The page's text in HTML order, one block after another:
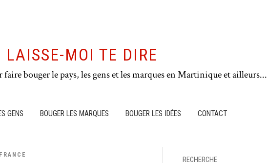
LAISSE-MOI TE DIRE
bouger le pays, les gens et les marques en Martinique et ailleurs...
GENS BOUGER LES MARQUES BOUGER LES IDÉES CONTACT
RECHERCHE